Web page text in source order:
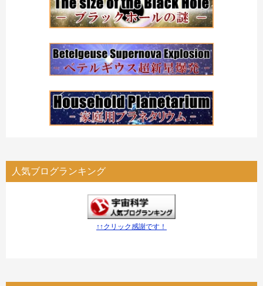
人気ブログランキング
↑↑クリック感謝です！